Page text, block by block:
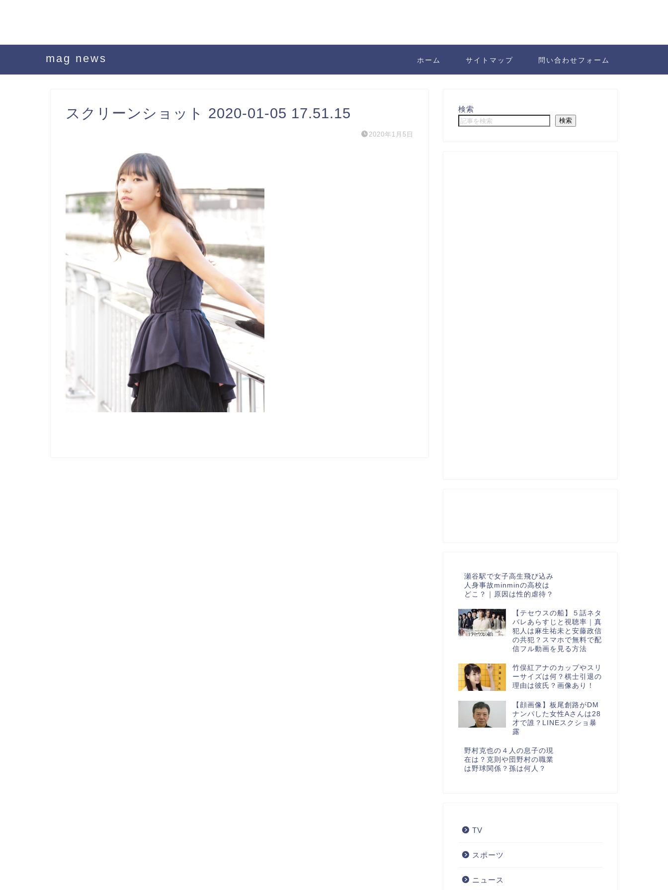
mag news ホーム サイトマップ 問い合わせフォーム
スクリーンショット 2020-01-05 17.51.15
2020年1月5日
検索
検索
瀬谷駅で女子高生飛び込み
人身事故minminの高校は
どこ？｜原因は性的虐待？
【テセウスの船】５話ネタ
バレあらすじと視聴率｜真
犯人は麻生祐未と安藤政信
の共犯？スマホで無料で配
信フル動画を見る方法
竹俣紅アナのカップやスリ
ーサイズは何？棋士引退の
理由は彼氏？画像あり！
【顔画像】板尾創路がDM
ナンパした女性Aさんは28
才で誰？LINEスクショ暴
露
野村克也の４人の息子の現
在は？克則や団野村の職業
は野球関係？孫は何人？
TV
スポーツ
ニュース